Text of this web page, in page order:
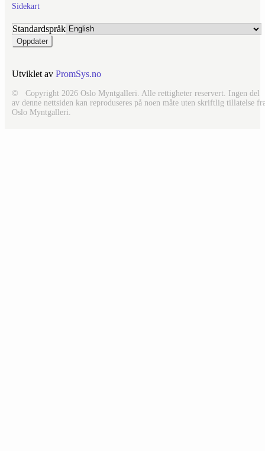
Sidekart
Standardspråk
Utviklet av PromSys.no
© Copyright 2026 Oslo Myntgalleri. Alle rettigheter reservert. Ingen del
av denne nettsiden kan reproduseres på noen måte uten skriftlig tillatelse
Oslo Myntgalleri.